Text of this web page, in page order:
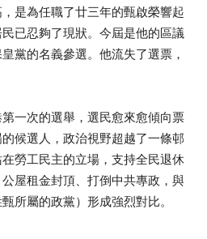
是為任職了廿三年的甄啟榮響起
已忍夠了現狀。今屆是他的區議
黨的名義參選。他流失了選票，
一次的選舉，選民愈來愈傾向票
候選人，政治視野超越了一條邨
勞工民主的立場，支持全民退休
屋租金封頂、打倒中共專政，與
所屬的政黨）形成強烈對比。